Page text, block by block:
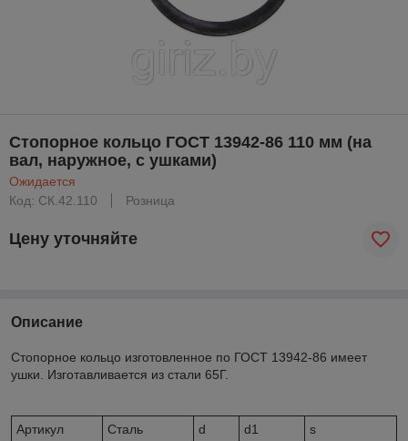
Стопорное кольцо ГОСТ 13942-86 110 мм (на
вал, наружное, с ушками)
Ожидается
Код: CК.42.110
Розница
Цену уточняйте
Описание
Стопорное кольцо изготовленное по ГОСТ 13942-86 имеет
ушки. Изготавливается из стали 65Г.
Артикул Сталь d d1
s